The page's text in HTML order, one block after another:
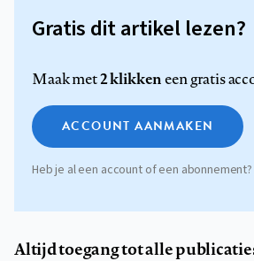
Gratis dit artikel lezen?
Maak met2 klikkeneen gratis
ACCOUNT AANMAKEN
Heb je al een account of een abonnement?
Altijd toegang tot alle